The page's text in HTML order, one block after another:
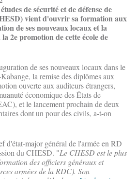
de sécurité et de défense de
vient d'ouvrir sa formation aux
de ses nouveaux locaux et la
2e promotion de cette école de
de ses nouveaux locaux dans le
la remise des diplômes aux
ouverte aux auditeurs étrangers,
économique des États de
et le lancement prochain de deux
dont un pour des civils, a-t-on
d'état-major général de l'armée en RD
du CHESD. "Le CHESD est le plus
des officiers généraux et
armées de la RDC). Son